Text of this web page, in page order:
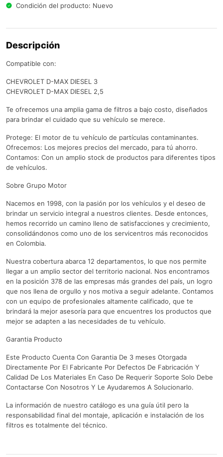
Condición del producto: Nuevo
Descripción
Compatible con:
CHEVROLET D-MAX DIESEL 3
CHEVROLET D-MAX DIESEL 2,5
Te ofrecemos una amplia gama de filtros a bajo costo, diseñados
para brindar el cuidado que su vehículo se merece.
Protege: El motor de tu vehículo de partículas contaminantes.
Ofrecemos: Los mejores precios del mercado, para tú ahorro.
Contamos: Con un amplio stock de productos para diferentes tipos
de vehículos.
Sobre Grupo Motor
Nacemos en 1998, con la pasión por los vehículos y el deseo de
brindar un servicio integral a nuestros clientes. Desde entonces,
hemos recorrido un camino lleno de satisfacciones y crecimiento,
consolidándonos como uno de los servicentros más reconocidos
en Colombia.
Nuestra cobertura abarca 12 departamentos, lo que nos permite
llegar a un amplio sector del territorio nacional. Nos encontramos
en la posición 378 de las empresas más grandes del país, un logro
que nos llena de orgullo y nos motiva a seguir adelante. Contamos
con un equipo de profesionales altamente calificado, que te
brindará la mejor asesoría para que encuentres los productos que
mejor se adapten a las necesidades de tu vehículo.
Garantia Producto
Este Producto Cuenta Con Garantia De 3 meses Otorgada
Directamente Por El Fabricante Por Defectos De Fabricación Y
Calidad De Los Materiales En Caso De Requerir Soporte Solo Debe
Contactarse Con Nosotros Y Le Ayudaremos A Solucionarlo.
La información de nuestro catálogo es una guía útil pero la
responsabilidad final del montaje, aplicación e instalación de los
filtros es totalmente del técnico.